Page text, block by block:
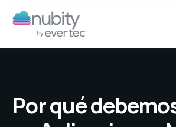
Por qué